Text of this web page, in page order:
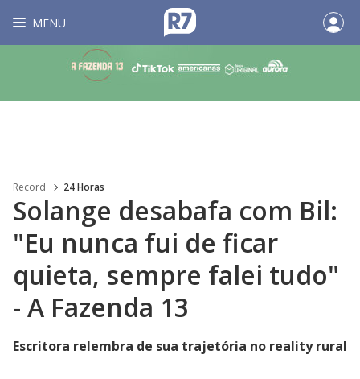
MENU
Record 24 Horas
Solange desabafa com Bil:
"Eu nunca fui de ficar
quieta, sempre falei tudo"
- A Fazenda 13
Escritora relembra de sua trajetória no reality rural